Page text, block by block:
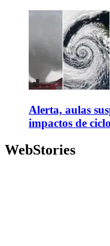
Alerta, aulas
impactos de
WebStories